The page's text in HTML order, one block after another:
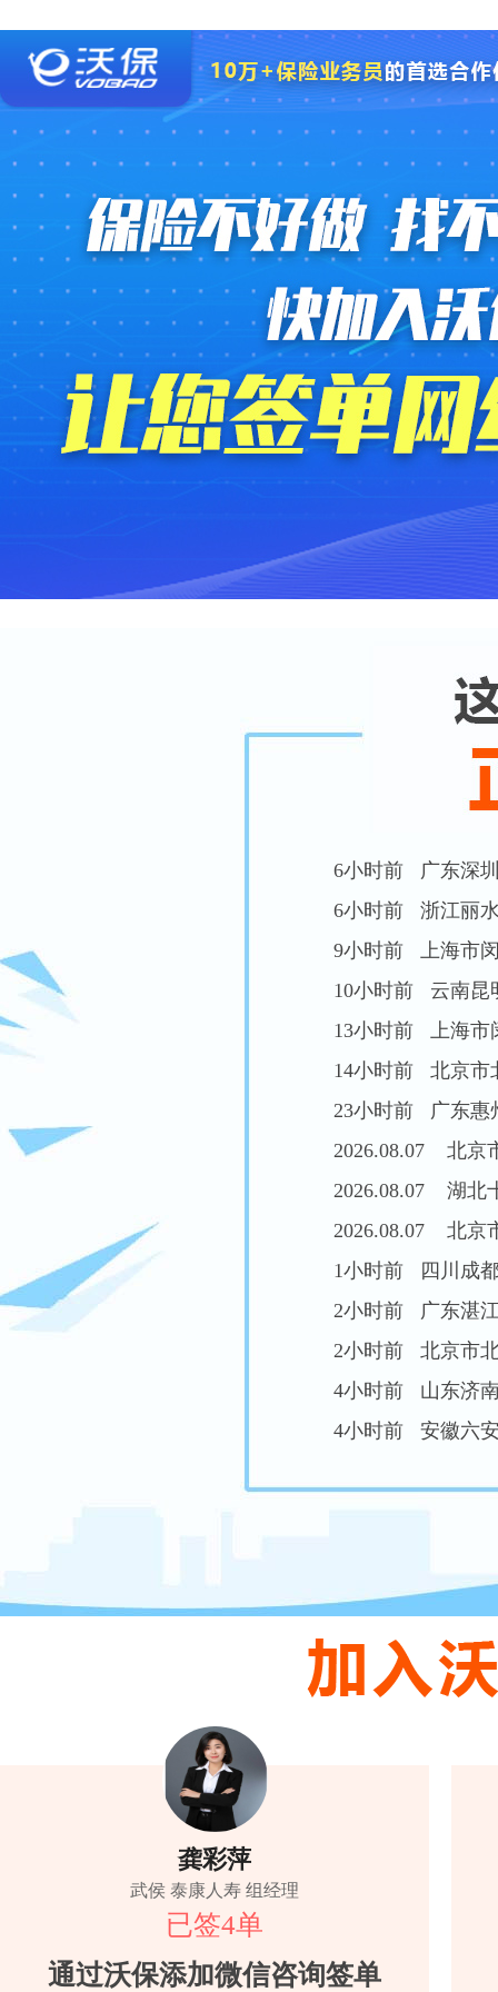
6小时前 广东
9小时前 上海
10小时前 云南
13小时前 上海
14小时前 北京
23小时前 广东
2026.08.07 北
2026.08.07 湖
2026.08.07 北
4小时前 山东济
龚彩萍
武侯 泰康人寿 组经理
已签4单
通过沃保添加微信咨询签单